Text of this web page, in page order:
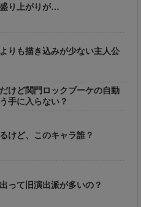
盛り上がりが…
りも描き込みが少ない主人公
けど関門ロックブーケの自動
手に入らない？
けど、このキャラ誰？
って旧演出派が多いの？